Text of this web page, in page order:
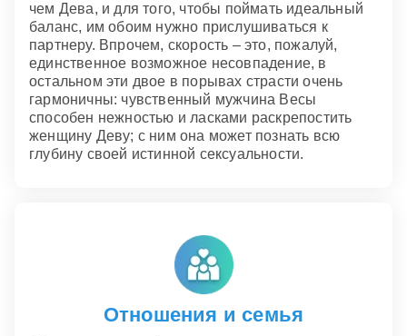
чем Дева, и для того, чтобы поймать идеальный
баланс, им обоим нужно прислушиваться к
партнеру. Впрочем, скорость – это, пожалуй,
единственное возможное несовпадение, в
остальном эти двое в порывах страсти очень
гармоничны: чувственный мужчина Весы
способен нежностью и ласками раскрепостить
женщину Деву; с ним она может познать всю
глубину своей истинной сексуальности.
Отношения и семья